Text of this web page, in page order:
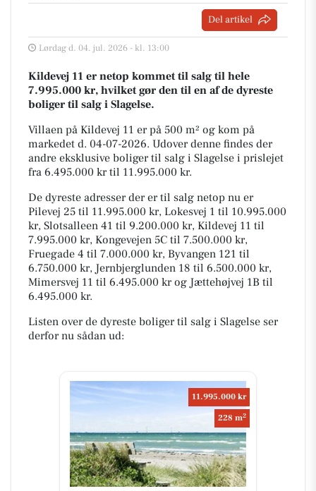
Del artikel
Lørdag d. 04. jul. 2026 - kl. 13:00
Kildevej 11 er netop kommet til salg til hele
7.995.000 kr, hvilket gør den til en af de dyreste
boliger til salg i Slagelse.
Villaen på Kildevej 11 er på 500 m² og kom på
markedet d. 04-07-2026. Udover denne findes der
andre eksklusive boliger til salg i Slagelse i prislejet
fra 6.495.000 kr til 11.995.000 kr.
De dyreste adresser der er til salg netop nu er
Pilevej 25 til 11.995.000 kr, Lokesvej 1 til 10.995.000
kr, Slotsalleen 41 til 9.200.000 kr, Kildevej 11 til
7.995.000 kr, Kongevejen 5C til 7.500.000 kr,
Fruegade 4 til 7.000.000 kr, Byvangen 121 til
6.750.000 kr, Jernbjerglunden 18 til 6.500.000 kr,
Mimersvej 11 til 6.495.000 kr og Jættehøjvej 1B til
6.495.000 kr.
Listen over de dyreste boliger til salg i Slagelse ser
derfor nu sådan ud:
11.995.000 kr
228 m2